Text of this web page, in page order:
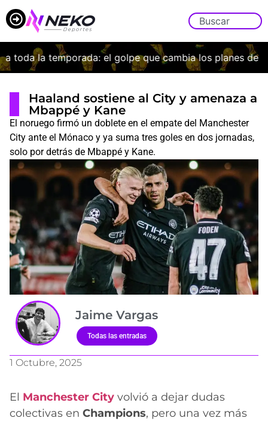
la temporada: el golpe que cambia los planes de
Haaland sostiene al City y amenaza a
Mbappé y Kane
El noruego firmó un doblete en el empate del Manchester
City ante el Mónaco y ya suma tres goles en dos jornadas,
solo por detrás de Mbappé y Kane.
Jaime Vargas
Todas las entradas
1 Octubre, 2025
El Manchester City volvió a dejar dudas
colectivas en Champions, pero una vez más